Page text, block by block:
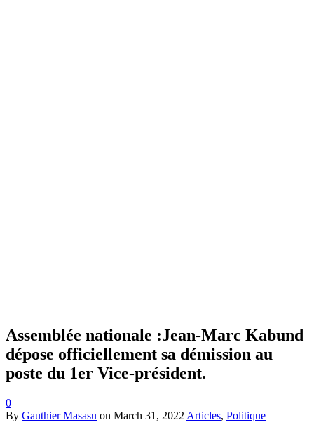
Assemblée nationale :Jean-Marc Kabund
dépose officiellement sa démission au
poste du 1er Vice-président.
0
By Gauthier Masasu on March 31, 2022 Articles, Politique